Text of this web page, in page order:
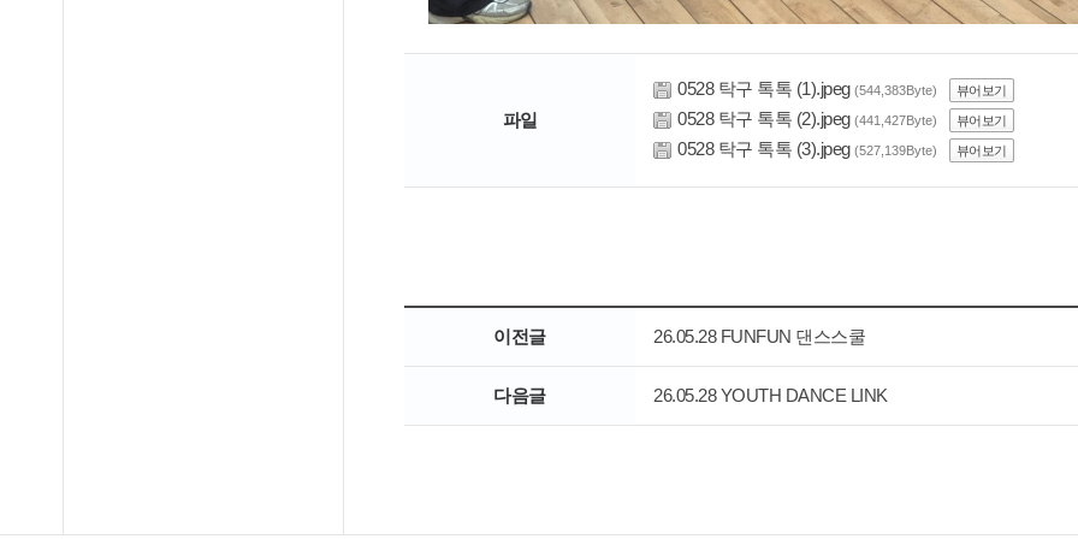
파일
0528 탁구 톡톡 (1).jpeg (544,383Byte) 뷰어보기
0528 탁구 톡톡 (2).jpeg (441,427Byte) 뷰어보기
0528 탁구 톡톡 (3).jpeg (527,139Byte) 뷰어보기
이전글 26.05.28 FUNFUN 댄스스쿨
다음글 26.05.28 YOUTH DANCE LINK